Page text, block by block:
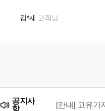
준히 매물검색 해왔으나
김*재 고객님
공지사
항
[안내] 고유가